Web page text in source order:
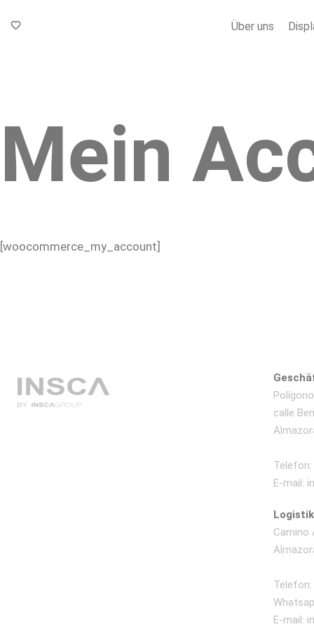
Home
Aktuelles
Über uns
Mein
[woocommerce_my_account]
calle
Telefon:
E-mail:
Camino
Telefon:
E-mail: